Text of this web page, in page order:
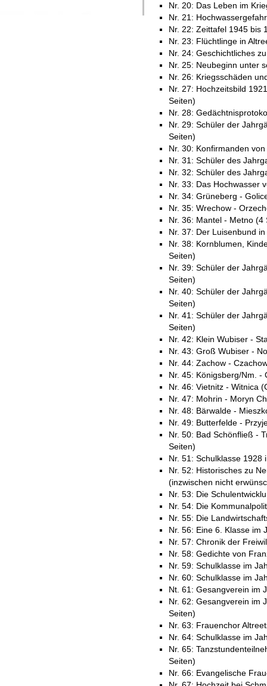
Nr. 20: Das Leben im
Nr. 21:
Nr. 22: Zeittafel 1945 bis
Nr. 23: Flüchtlinge in
Nr. 24: Geschichtliches
Nr. 25: Neubeginn unter
Nr. 26: Kriegsschäden
Nr. 27: Hochzeitsbild
Seiten)
Nr. 28:
Nr. 29: Schüler der
Seiten)
Nr. 30: Konfirmanden
Nr. 31: Schüler des
Nr. 32: Schüler des
Nr. 33: Das Hochwasser
Nr. 34: Grüneberg -
Nr. 35: Wrechow -
Nr. 36: Mantel - Metno (4
Nr. 37: Der Luisenbund
Nr. 38: Kornblumen,
Seiten)
Nr. 39: Schüler der
Seiten)
Nr. 40: Schüler der
Seiten)
Nr. 41: Schüler der
Seiten)
Nr. 42: Klein Wubiser -
Nr. 43: Groß Wubiser -
Nr. 44: Zachow -
Nr. 45: Königsberg/Nm. -
Nr. 46: Vietnitz - Witnica
Nr. 47: Mohrin - Moryn
Nr. 48: Bärwalde -
Nr. 49: Butterfelde -
Nr. 50: Bad Schönfließ -
Seiten)
Nr. 51: Schulklasse 1928
Nr. 52: Historisches zu
(inzwischen nicht
Nr. 53: Die
Nr. 54: Die
Nr. 55: Die
Nr. 56: Eine 6. Klasse im
Nr. 57: Chronik der
Nr. 58: Gedichte von
Nr. 59: Schulklasse im
Nr. 60: Schulklasse im
Nt. 61: Gesangverein im
Nr. 62: Gesangverein im
Seiten)
Nr. 63: Frauenchor
Nr. 64: Schulklasse im
Nr. 65:
Seiten)
Nr. 66: Evangelische